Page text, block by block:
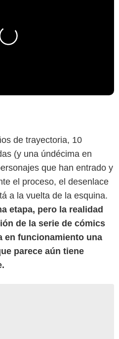
de trayectoria, 10
(y una úndécima en
que han entrado y
el proceso, el desenlace
a la vuelta de la esquina.
etapa, pero la realidad
de la serie de cómics
en funcionamiento una
parece aún tiene